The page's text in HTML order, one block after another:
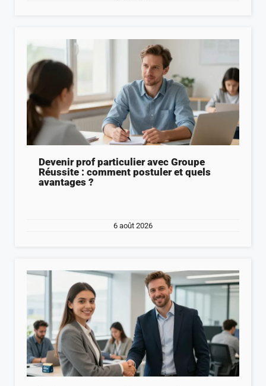
Devenir prof particulier avec Groupe
Réussite : comment postuler et quels
avantages ?
6 août 2026